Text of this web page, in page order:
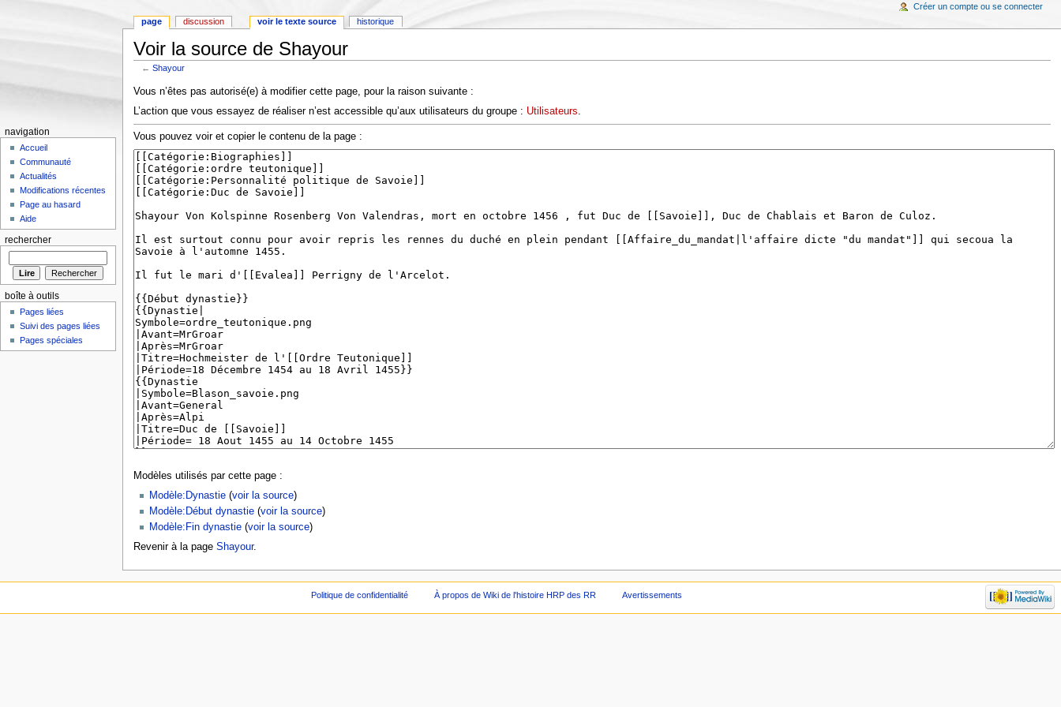
Voir la source de Shayour
←Shayour
Vous n’êtes pas autorisé(e) à modifier cette page, pour la raison suivante :
L’action que vous essayez de réaliser n’est accessible qu’aux utilisateurs du groupe : Utilisateurs.
Vous pouvez voir et copier le contenu de la page :
Modèles utilisés par cette page :
Modèle:Dynastie(voir la source)
Modèle:Début dynastie(voir la source)
Modèle:Fin dynastie(voir la source)
Revenir à la page Shayour.
page discussion voir le texte source historique
Créer un compte ou se connecter
navigation
Accueil
Communauté
Actualités
Modifications récentes
Page au hasard
Aide
rechercher
boîte à outils
Pages liées
Suivi des pages liées
Pages spéciales
Politique de confidentialité À propos de Wiki de l'histoire HRP des RR Avertissements